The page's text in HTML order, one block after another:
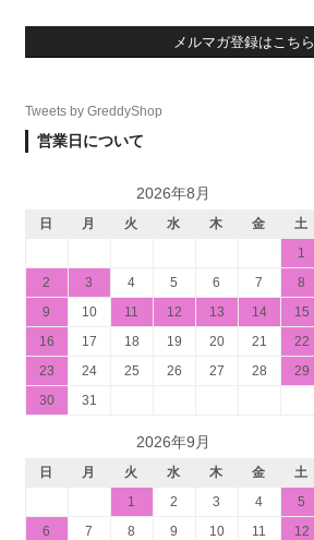
メルマガ登録はこちら
Tweets by GreddyShop
営業日について
2026年8月
日 月 火 水 木 金
土
1
2
3 4 5 6 7
8
9
10 11 12 13 14
15
16
17 18 19 20 21
22
23
24 25 26 27 28
29
30
31
2026年9月
日 月 火 水 木 金
土
1
2 3 4
5
6
7 8 9 10 11
12